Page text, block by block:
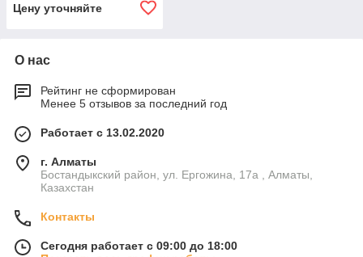
Цену уточняйте
О нас
Рейтинг не сформирован
Менее 5 отзывов за последний год
Работает с 13.02.2020
г. Алматы
Бостандыкский район, ул. Ергожина, 17а , Алматы,
Казахстан
Контакты
Сегодня работает с 09:00 до 18:00